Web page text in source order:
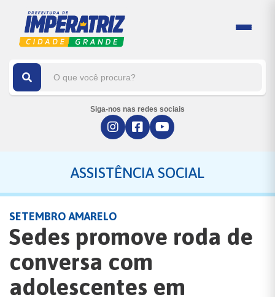
Siga-nos nas redes sociais
ASSISTÊNCIA SOCIAL
SETEMBRO AMARELO
Sedes promove roda de
conversa com
adolescentes em